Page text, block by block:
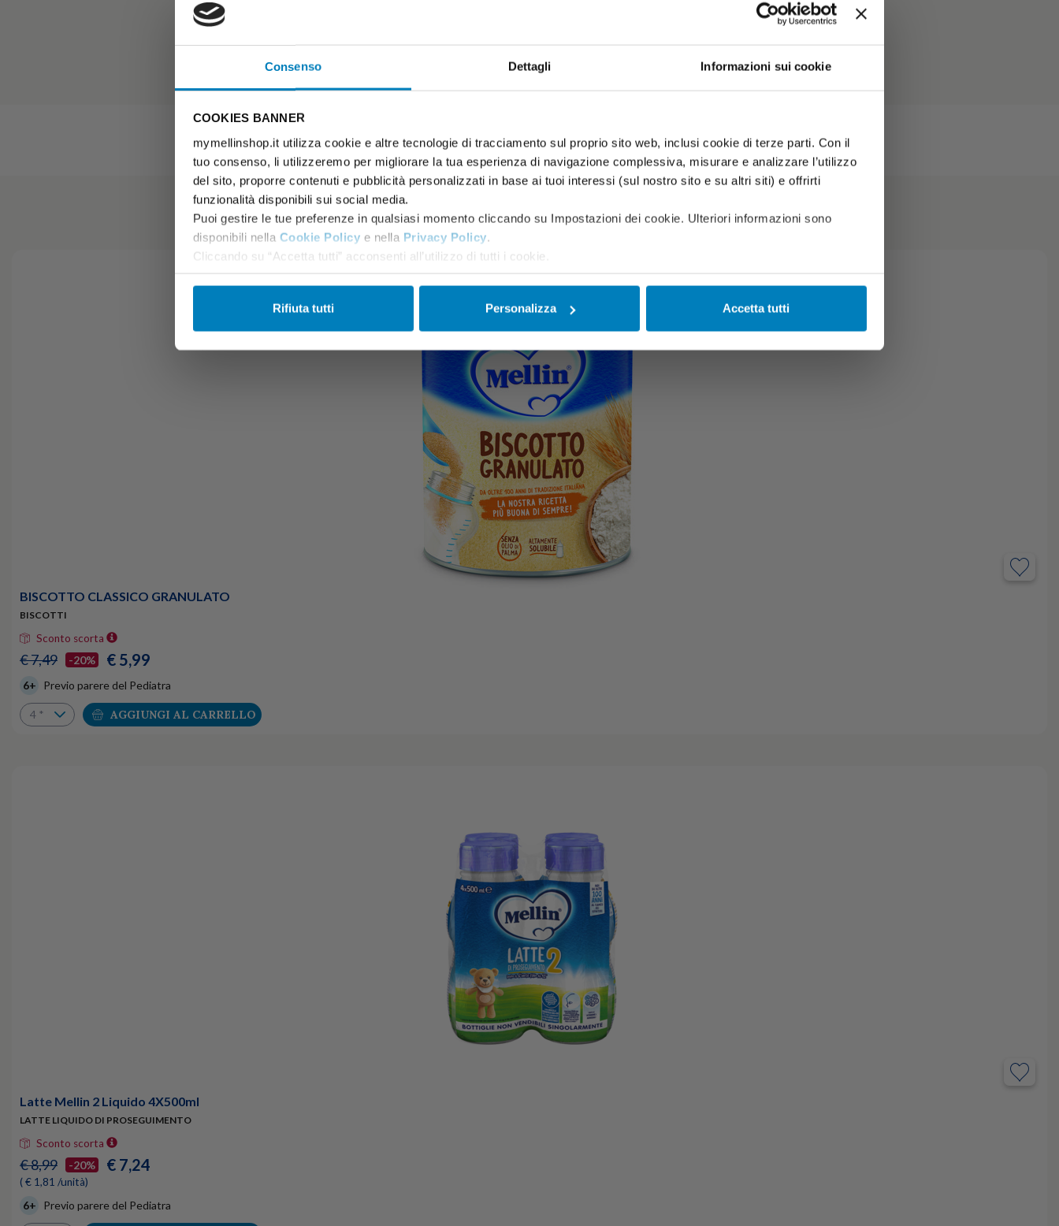
Consenso Dettagli Informazioni sui cookie
COOKIES BANNER
mymellinshop.it utilizza cookie e altre tecnologie di tracciamento sul proprio sito web, inclusi cookie di terze parti. Con il
tuo consenso, li utilizzeremo per migliorare la tua esperienza di navigazione complessiva, misurare e analizzare l’utilizzo
del sito, proporre contenuti e pubblicità personalizzati in base ai tuoi interessi (sul nostro sito e su altri siti) e offrirti
funzionalità disponibili sui social media.
Puoi gestire le tue preferenze in qualsiasi momento cliccando su Impostazioni dei cookie. Ulteriori informazioni sono
disponibili nella Cookie Policy e nella Privacy Policy.
Cliccando su “Accetta tutti” acconsenti all’utilizzo di tutti i cookie.
Rifiuta tutti Personalizza Accetta tutti
preferito da giulia
Potrebbero interessarti
BISCOTTO CLASSICO GRANULATO
BISCOTTI
Sconto scorta
€ 7,49 -20% € 5,99
6+ Previo parere del Pediatra
AGGIUNGI AL CARRELLO
Latte Mellin 2 Liquido 4X500ml
LATTE LIQUIDO DI PROSEGUIMENTO
Sconto scorta
€ 8,99 -20% € 7,24
( € 1,81 /unità)
6+ Previo parere del Pediatra